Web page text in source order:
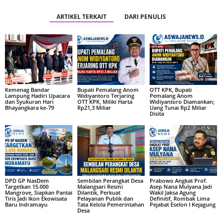
ARTIKEL TERKAIT DARI PENULIS
Kemenag Bandar
Lampung Hadiri Upacara
dan Syukuran Hari
Bhayangkara ke-79
Bupati Pemalang Anom
Widiyantoro Terjaring
OTT KPK, Miliki Harta
Rp21,3 Miliar
OTT KPK, Bupati
Pemalang Anom
Widiyantoro Diamankan;
Uang Tunai Rp2 Miliar
Disita
DPD GP NasDem
Targetkan 15.000
Mangrove, Siapkan Pantai
Tiris Jadi Ikon Ekowisata
Baru Indramayu
Sembilan Perangkat Desa
Malangsari Resmi
Dilantik, Perkuat
Pelayanan Publik dan
Tata Kelola Pemerintahan
Desa
Prabowo Angkat Prof.
Asep Nana Mulyana Jadi
Wakil Jaksa Agung
Definitif, Rombak Lima
Pejabat Eselon I Kejagung